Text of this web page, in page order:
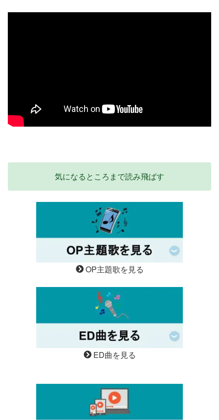
気になるところまで読み飛ばす
OP主題歌を見る
ED曲を見る